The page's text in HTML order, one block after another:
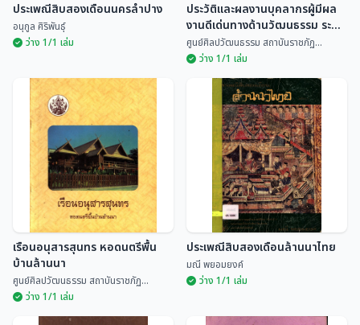
ประเพณีสิบสองเดือนนครลำปาง
อนุกูล ศิริพันธุ์
ประเพณีสิบสองเดือนนครลำปาง
อนุกูล ศิริพันธุ์
ว่าง 1/1 เล่ม
ประวัติและผลงานบุคลากรผู้มีผล
งานดีเด่นทางด้านวัฒนธรรม
ระดับจังหวัด ประจำปี 2535
ศูนย์ศิลปวัฒนธรรม สถ...
ประวัติและผลงานบุคลากรผู้มีผล
งานดีเด่นทางด้านวัฒนธรรม ระดับ
จังหวัด ประจำปี 2535
ศูนย์ศิลปวัฒนธรรม สถาบันราชภัฏ...
ว่าง 1/1 เล่ม
เรือนอนุสารสุนทร หอดนตรีพื้น
บ้านล้านนา
ศูนย์ศิลปวัฒนธรรม สถาบันราชภัฏ...
ว่าง 1/1 เล่ม
ประเพณีสิบสองเดือนล้านนาไทย
มณี พยอมยงค์
ว่าง 1/1 เล่ม